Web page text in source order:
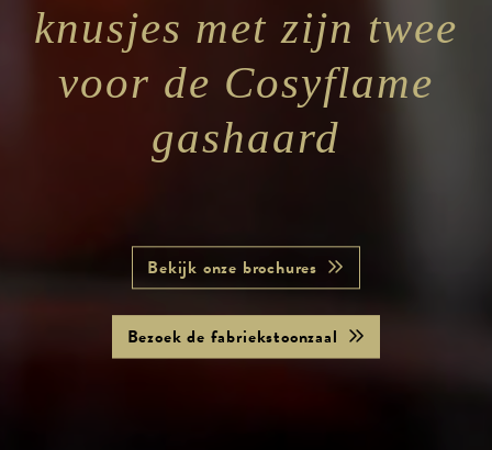
knusjes met zijn twee
voor de Cosyflame
gashaard
Bekijk onze brochures
Bezoek de fabriekstoonzaal